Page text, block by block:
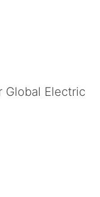
Global Electric